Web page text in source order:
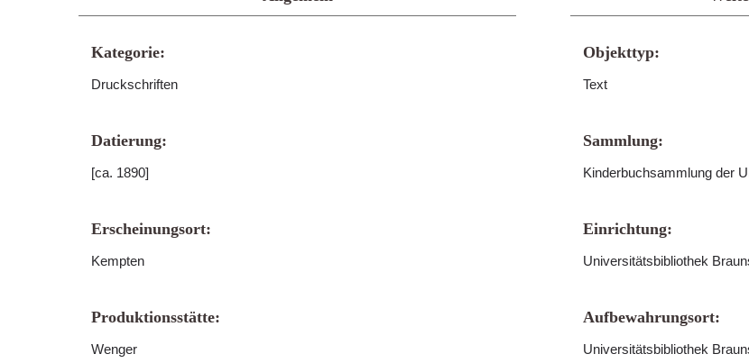
Kategorie:
Druckschriften
Datierung:
[ca. 1890]
Erscheinungsort:
Kempten
Produktionsstätte:
Wenger
Objekttyp:
Text
Sammlung:
Kinderbuchsammlung der
Einrichtung:
Universitätsbibliothek
Aufbewahrungsort:
Universitätsbibliothek